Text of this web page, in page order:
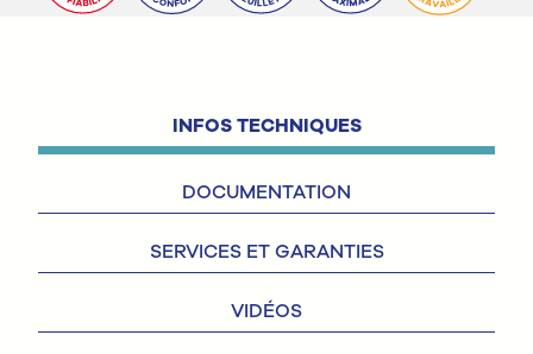
INFOS TECHNIQUES
DOCUMENTATION
SERVICES ET GARANTIES
VIDÉOS